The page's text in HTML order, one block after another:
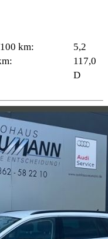
km:
5,2
117,0
D